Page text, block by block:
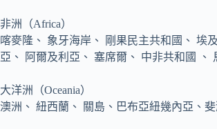
非洲（Africa）
喀麥隆、 象牙海岸、 剛果民主共和國、 埃
亞、 阿爾及利亞、 塞席爾、 中非共和國 、
大洋洲（Oceania）
澳洲、 紐西蘭、 關島、巴布亞紐幾內亞、斐